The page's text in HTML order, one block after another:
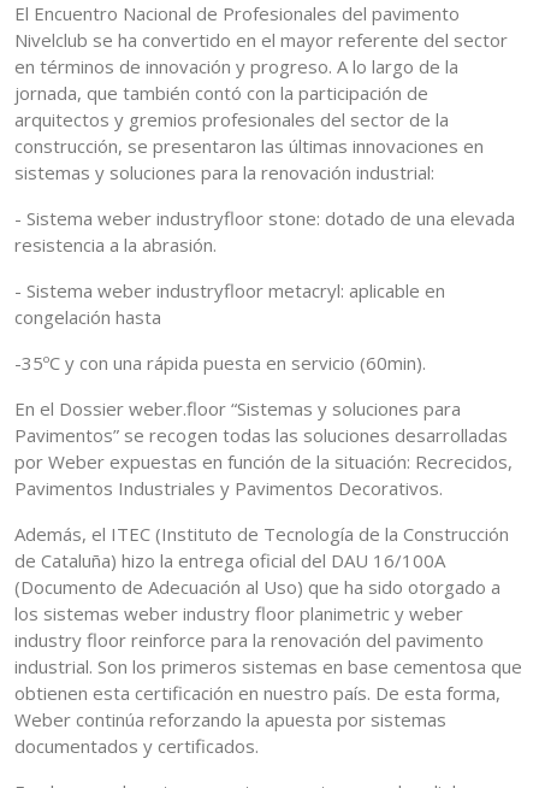
El Encuentro Nacional de Profesionales del pavimento
Nivelclub se ha convertido en el mayor referente del sector
en términos de innovación y progreso. A lo largo de la
jornada, que también contó con la participación de
arquitectos y gremios profesionales del sector de la
construcción, se presentaron las últimas innovaciones en
sistemas y soluciones para la renovación industrial:
- Sistema weber industryfloor stone: dotado de una elevada
resistencia a la abrasión.
- Sistema weber industryfloor metacryl: aplicable en
congelación hasta
-35ºC y con una rápida puesta en servicio (60min).
En el Dossier weber.floor “Sistemas y soluciones para
Pavimentos” se recogen todas las soluciones desarrolladas
por Weber expuestas en función de la situación: Recrecidos,
Pavimentos Industriales y Pavimentos Decorativos.
Además, el ITEC (Instituto de Tecnología de la Construcción
de Cataluña) hizo la entrega oficial del DAU 16/100A
(Documento de Adecuación al Uso) que ha sido otorgado a
los sistemas weber industry floor planimetric y weber
industry floor reinforce para la renovación del pavimento
industrial. Son los primeros sistemas en base cementosa que
obtienen esta certificación en nuestro país. De esta forma,
Weber continúa reforzando la apuesta por sistemas
documentados y certificados.